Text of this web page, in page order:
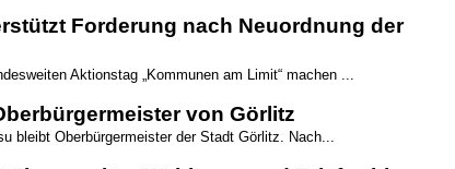
Forderung nach Neuordnung der
Aktionstag „Kommunen am Limit“ machen ...
von Görlitz
bleibt Oberbürgermeister der Stadt Görlitz. Nach...